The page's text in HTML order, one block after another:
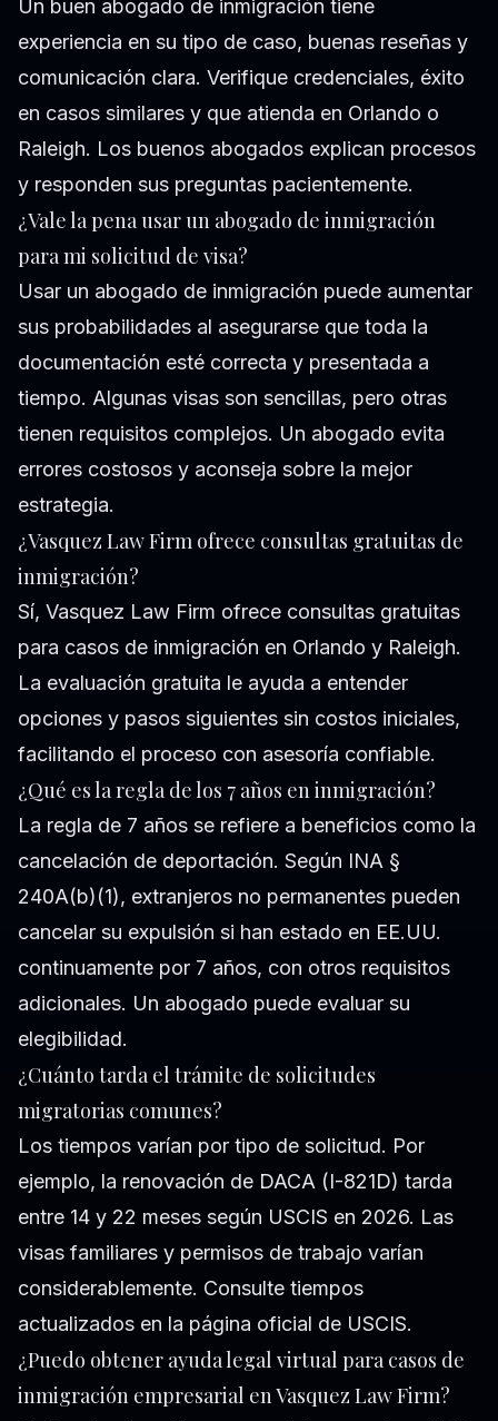
Un buen abogado de inmigración tiene
experiencia en su tipo de caso, buenas reseñas y
comunicación clara. Verifique credenciales, éxito
en casos similares y que atienda en Orlando o
Raleigh. Los buenos abogados explican procesos
y responden sus preguntas pacientemente.
¿Vale la pena usar un abogado de inmigración
para mi solicitud de visa?
Usar un abogado de inmigración puede aumentar
sus probabilidades al asegurarse que toda la
documentación esté correcta y presentada a
tiempo. Algunas visas son sencillas, pero otras
tienen requisitos complejos. Un abogado evita
errores costosos y aconseja sobre la mejor
estrategia.
¿Vasquez Law Firm ofrece consultas gratuitas de
inmigración?
Sí, Vasquez Law Firm ofrece consultas gratuitas
para casos de inmigración en Orlando y Raleigh.
La evaluación gratuita le ayuda a entender
opciones y pasos siguientes sin costos iniciales,
facilitando el proceso con asesoría confiable.
¿Qué es la regla de los 7 años en inmigración?
La regla de 7 años se refiere a beneficios como la
cancelación de deportación. Según INA §
240A(b)(1), extranjeros no permanentes pueden
cancelar su expulsión si han estado en EE.UU.
continuamente por 7 años, con otros requisitos
adicionales. Un abogado puede evaluar su
elegibilidad.
¿Cuánto tarda el trámite de solicitudes
migratorias comunes?
Los tiempos varían por tipo de solicitud. Por
ejemplo, la renovación de DACA (I-821D) tarda
entre 14 y 22 meses según USCIS en 2026. Las
visas familiares y permisos de trabajo varían
considerablemente. Consulte tiempos
actualizados en la página oficial de USCIS.
¿Puedo obtener ayuda legal virtual para casos de
inmigración empresarial en Vasquez Law Firm?